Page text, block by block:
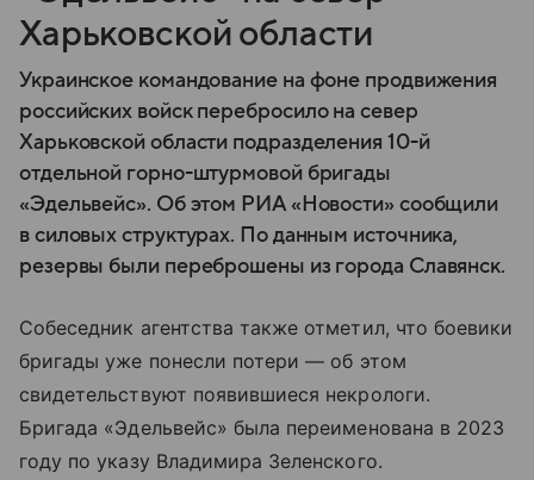
Харьковской области
Украинское командование на фоне продвижения
российских войск перебросило на север
Харьковской области подразделения 10-й
отдельной горно-штурмовой бригады
«Эдельвейс». Об этом РИА «Новости» сообщили
в силовых структурах. По данным источника,
резервы были переброшены из города Славянск.
Собеседник агентства также отметил, что боевики
бригады уже понесли потери — об этом
свидетельствуют появившиеся некрологи.
Бригада «Эдельвейс» была переименована в 2023
году по указу Владимира Зеленского.